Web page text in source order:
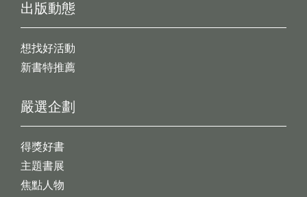
出版動態
想找好活動
新書特推薦
嚴選企劃
得獎好書
主題書展
焦點人物